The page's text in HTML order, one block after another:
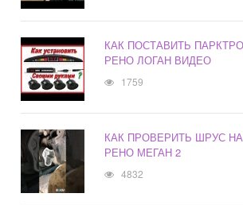
КАК ПОСТАВИТЬ
РЕНО ЛОГАН ВИДЕО
1759
КАК ПРОВЕРИТЬ ШРУС
РЕНО МЕГАН 2
4832